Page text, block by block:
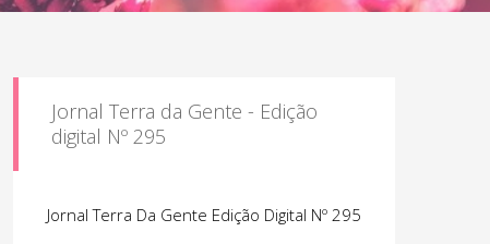
Jornal Terra da Gente - Edição
digital Nº 295
Jornal Terra Da Gente Edição Digital Nº 295